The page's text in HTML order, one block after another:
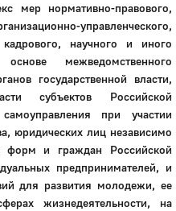
мер нормативно-правового,
управленческого,
кадрового, научного и иного
межведомственного
государственной власти,
субъектов Российской
при участии
юридических лиц независимо
форм и граждан Российской
предпринимателей, и
для развития молодежи, ее
жизнедеятельности, на